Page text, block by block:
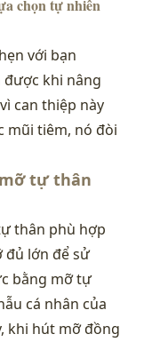
chọn tự nhiên
với bạn
khi nâng
can thiệp này
mũi tiêm, nó đòi
tự thân
thân phù hợp
đủ lớn để sử
bằng mỡ tự
cá nhân của
khi hút mỡ đồng